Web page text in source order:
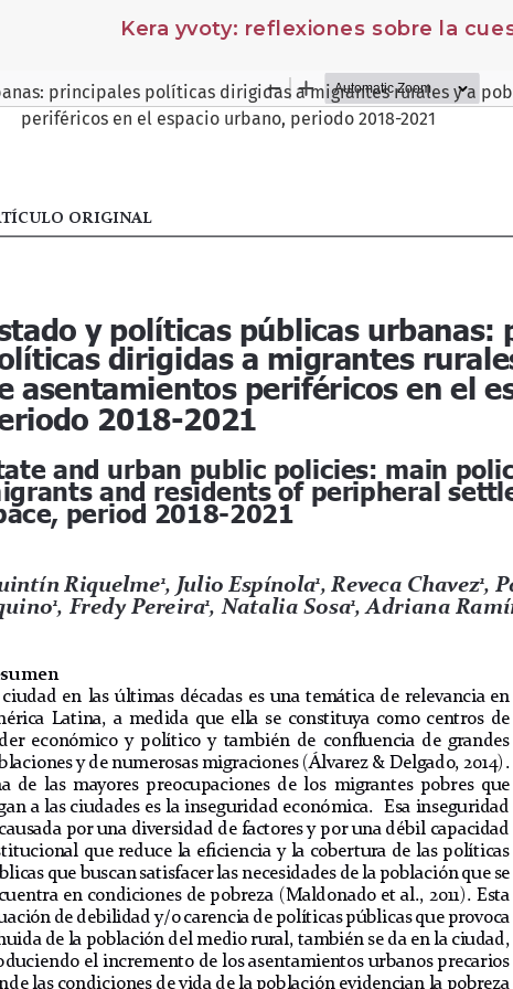
Kera yvoty: reflexiones sobre la
principales políticas dirigidas a migrantes rurales y a
periféricos en el espacio urbano, periodo 2018-2021